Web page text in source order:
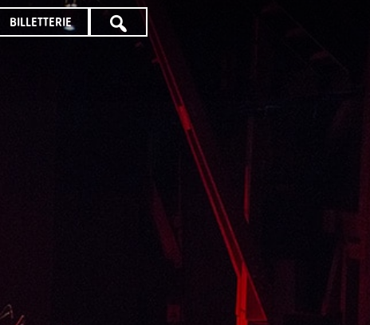
BILLETTERIE
TOUTE
PROGRAMMATION